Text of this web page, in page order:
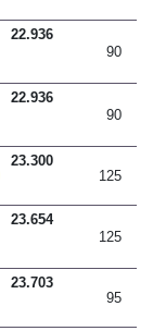
22.936
90
22.936
90
23.300
125
23.654
125
23.703
95